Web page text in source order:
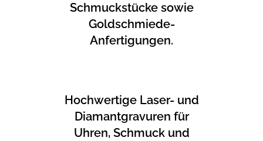
Schmuckstücke sowie
Goldschmiede-
Anfertigungen.
Hochwertige Laser- und
Diamantgravuren für
Uhren, Schmuck und